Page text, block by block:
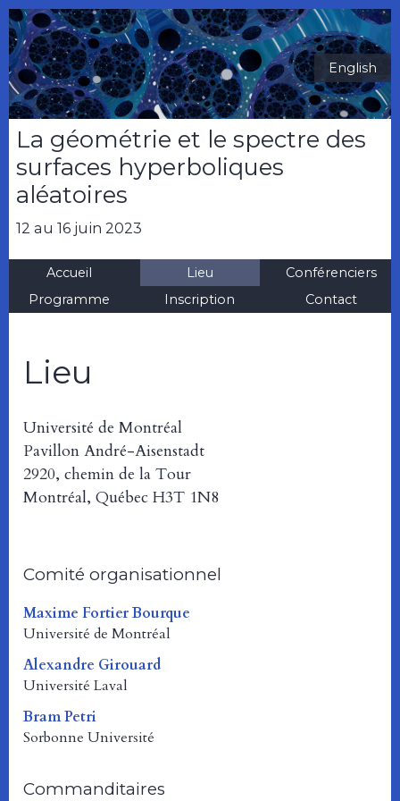
La géométrie et le spectre des
surfaces hyperboliques
aléatoires
12 au 16 juin 2023
English
Accueil Lieu
Conférenciers
Programme
Inscription Contact
Lieu
Université de Montréal
Pavillon André-Aisenstadt
2920, chemin de la Tour
Montréal, Québec H3T 1N8
Comité organisationnel
Maxime Fortier Bourque
Université de Montréal
Alexandre Girouard
Université Laval
Bram Petri
Sorbonne Université
Commanditaires